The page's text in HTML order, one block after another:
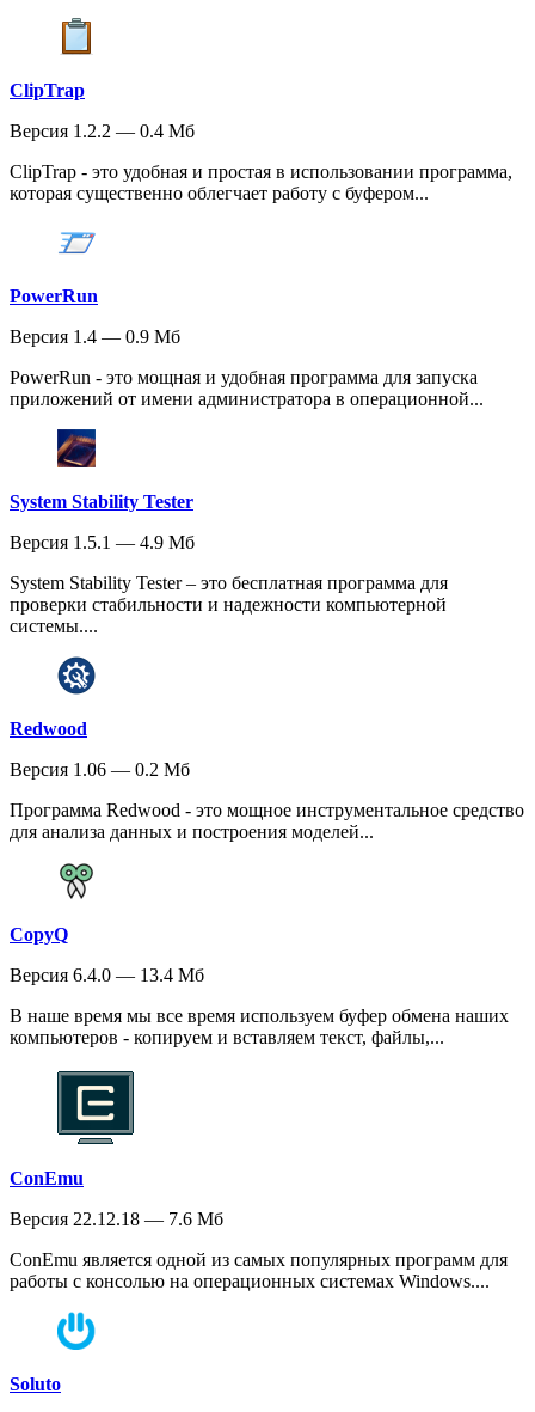
ClipTrap
Версия 1.2.2 — 0.4 Мб
ClipTrap - это удобная и простая в использовании программа,
которая существенно облегчает работу с буфером...
PowerRun
Версия 1.4 — 0.9 Мб
PowerRun - это мощная и удобная программа для запуска
приложений от имени администратора в операционной...
System Stability Tester
Версия 1.5.1 — 4.9 Мб
System Stability Tester – это бесплатная программа для
проверки стабильности и надежности компьютерной
системы....
Redwood
Версия 1.06 — 0.2 Мб
Программа Redwood - это мощное инструментальное средство
для анализа данных и построения моделей...
CopyQ
Версия 6.4.0 — 13.4 Мб
В наше время мы все время используем буфер обмена наших
компьютеров - копируем и вставляем текст, файлы,...
ConEmu
Версия 22.12.18 — 7.6 Мб
ConEmu является одной из самых популярных программ для
работы с консолью на операционных системах Windows....
Soluto